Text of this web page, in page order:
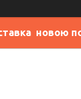
новою